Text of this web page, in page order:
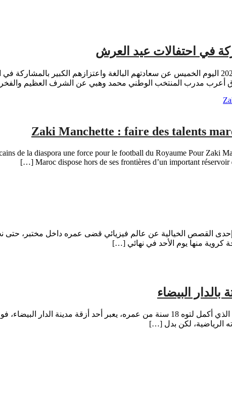
في احتفالات عيد العرش
بقلم: خالد ابوس أعرب لاعبو المنتخب المغربي لكرة القدم المتأهل إلى ربع النهائي كأس العالم 2026 اليوم الخميس عن سعادتهم
أعرب مدرب المنتخب الوطني محمد وهبي عن الشرف العظيم والفخر
Zaki Manchette : faire des talents
de la diaspora une force pour le football du Royaume Pour Zaki
Maroc dispose hors de ses frontières d’un important
القصص الخيالية عن عالم فيزيائي قضى عمره داخل مختبر،
كروية منها يوم الأحد في نهائي […]
بالدار البيضاء
عن مجموعة اخوان الامل الرياضي ✅ في مساء ربيعي من عام 2000، كان الشاب إسماعيل الفتح الذي أكمل لتوه 18
الرياضية، لكن بدل […]